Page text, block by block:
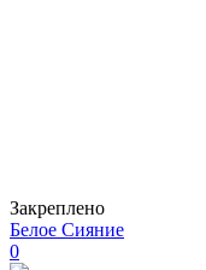
Закреплено
Белое Сияние
0